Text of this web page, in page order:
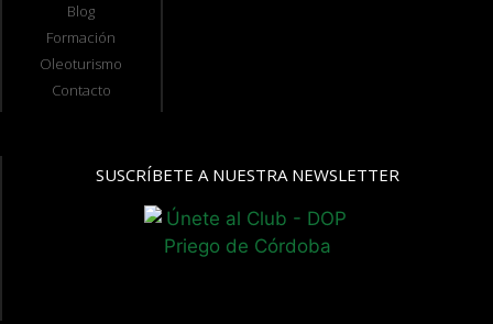
Blog
Formación
Oleoturismo
Contacto
SUSCRÍBETE A NUESTRA NEWSLETTER